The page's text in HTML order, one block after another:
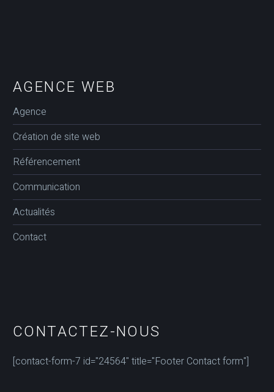
AGENCE WEB
Agence
Création de site web
Référencement
Communication
Actualités
Contact
CONTACTEZ-NOUS
[contact-form-7 id="24564" title="Footer Contact form"]